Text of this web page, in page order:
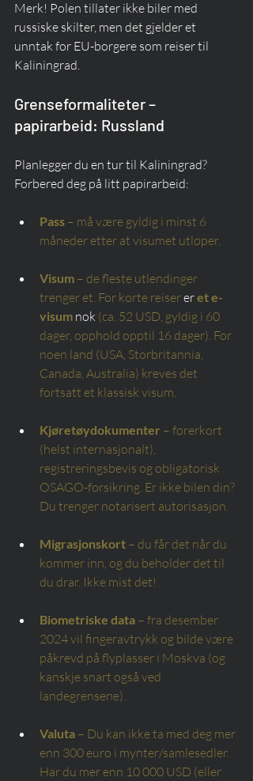
Merk! Polen tillater ikke biler med
russiske skilter, men det gjelder et
unntak for EU-borgere som reiser til
Kaliningrad.
Grenseformaliteter –
papirarbeid: Russland
Planlegger du en tur til Kaliningrad?
Forbered deg på litt papirarbeid:
Pass – må være gyldig i minst 6
måneder etter at visumet utløper.
Visum – de fleste utlendinger
trenger et. For korte reiser er et e-
visum nok (ca. 52 USD, gyldig i 60
dager, opphold opptil 16 dager). For
noen land (USA, Storbritannia,
Canada, Australia) kreves det
fortsatt et klassisk visum.
Kjøretøydokumenter – førerkort
(helst internasjonalt),
registreringsbevis og obligatorisk
OSAGO-forsikring. Er ikke bilen din?
Du trenger notarisert autorisasjon.
Migrasjonskort – du får det når du
kommer inn, og du beholder det til
du drar. Ikke mist det!
Biometriske data – fra desember
2024 vil fingeravtrykk og bilde være
påkrevd på flyplasser i Moskva (og
kanskje snart også ved
landegrensene).
Valuta – Du kan ikke ta med deg mer
enn 300 euro i mynter/samlesedler.
Har du mer enn 10 000 USD (eller